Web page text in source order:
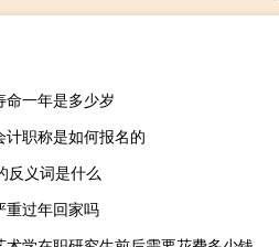
命一年是多少岁
计职称是如何报名的
反义词是什么
重过年回家吗